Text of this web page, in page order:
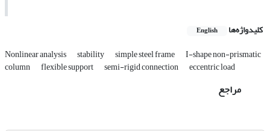
کلیدواژه‌ها English
Nonlinear analysis stability simple steel frame I-shape non-prismatic
column flexible support semi-rigid connection eccentric load
مراجع